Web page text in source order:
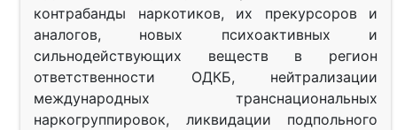
контрабанды наркотиков, их прекурсоров и
аналогов, новых психоактивных и
сильнодействующих веществ в регион
ответственности ОДКБ, нейтрализации
международных транснациональных
наркогруппировок, ликвидации подпольного